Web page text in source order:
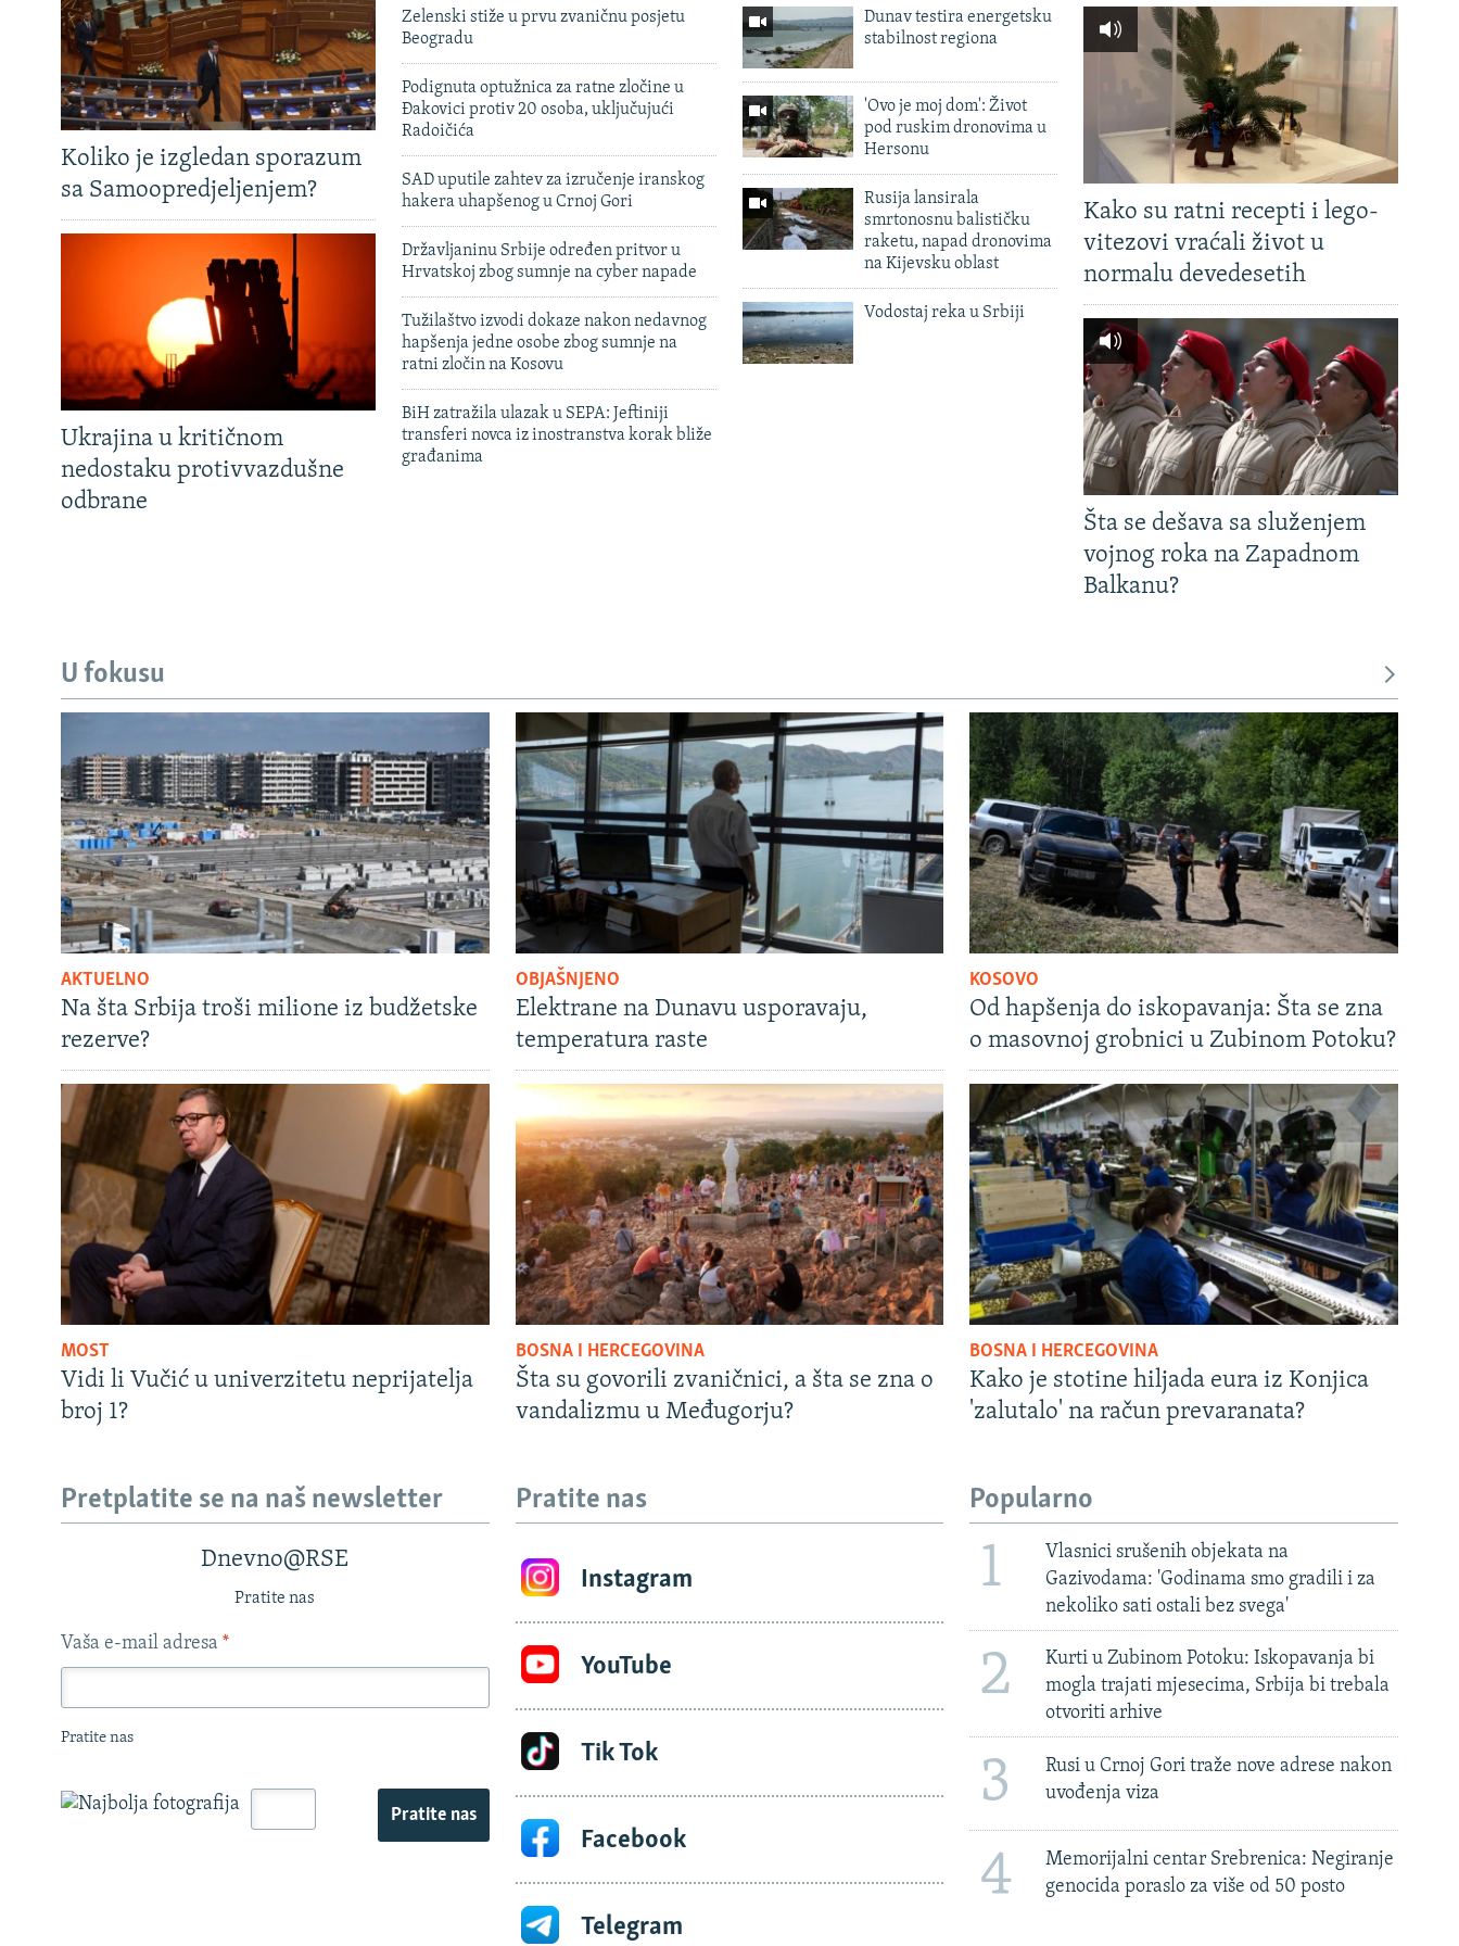
Koliko je izgledan sporazum
sa Samoopredjeljenjem?
Ukrajina u kritičnom
nedostaku protivvazdušne
odbrane
Zelenski stiže u prvu zvaničnu posjetu
Beogradu
Podignuta optužnica za ratne zločine u
Đakovici protiv 20 osoba, uključujući
Radoičića
SAD uputile zahtev za izručenje iranskog
hakera uhapšenog u Crnoj Gori
Državljaninu Srbije određen pritvor u
Hrvatskoj zbog sumnje na cyber napade
Tužilaštvo izvodi dokaze nakon nedavnog
hapšenja jedne osobe zbog sumnje na
ratni zločin na Kosovu
BiH zatražila ulazak u SEPA: Jeftiniji
transferi novca iz inostranstva korak bliže
građanima
Dunav testira energetsku
stabilnost regiona
'Ovo je moj dom': Život
pod ruskim dronovima u
Hersonu
Rusija lansirala
smrtonosnu balističku
raketu, napad dronovima
na Kijevsku oblast
Vodostaj reka u Srbiji
Kako su ratni recepti i lego-
vitezovi vraćali život u
normalu devedesetih
Šta se dešava sa služenjem
vojnog roka na Zapadnom
Balkanu?
U fokusu
AKTUELNO
Na šta Srbija troši milione iz budžetske
rezerve?
OBJAŠNJENO
Elektrane na Dunavu usporavaju,
temperatura raste
KOSOVO
Od hapšenja do iskopavanja: Šta se zna
o masovnoj grobnici u Zubinom Potoku?
MOST
Vidi li Vučić u univerzitetu neprijatelja
broj 1?
BOSNA I HERCEGOVINA
Šta su govorili zvaničnici, a šta se zna o
vandalizmu u Međugorju?
BOSNA I HERCEGOVINA
Kako je stotine hiljada eura iz Konjica
'zalutalo' na račun prevaranata?
Pretplatite se na naš newsletter
Dnevno@RSE
Pratite nas
Vaša e-mail adresa *
Pratite nas
Pratite nas
Pratite nas
Instagram
YouTube
Tik Tok
Facebook
Telegram
Popularno
1
Vlasnici srušenih objekata na
Gazivodama: 'Godinama smo gradili i za
nekoliko sati ostali bez svega'
2
Kurti u Zubinom Potoku: Iskopavanja bi
mogla trajati mjesecima, Srbija bi trebala
otvoriti arhive
3
Rusi u Crnoj Gori traže nove adrese nakon
uvođenja viza
4
Memorijalni centar Srebrenica: Negiranje
genocida poraslo za više od 50 posto